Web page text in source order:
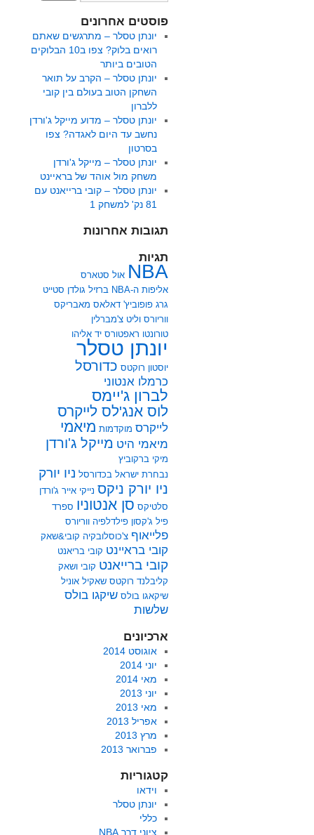
פוסטים אחרונים
יונתן טסלר – מתרגשים שאתם
רואים בלוק? צפו ב10 הבלוקים
הטובים ביותר
יונתן טסלר – הקרב על תואר
השחקן הטוב בעולם בין קובי
ללברון
יונתן טסלר – מדוע מייקל ג'ורדן
נחשב עד היום לאגדה? צפו
בסרטון
יונתן טסלר – מייקל ג'ורדן
משחק מול אוהד של בראיינט
יונתן טסלר – קובי ברייאנט עם
81 נק' למשחק 1
תגובות אחרונות
תגיות
NBA אול סטארס
אליפות ה-NBA
ברזיל גולדן סטייט
גרג פופוביץ' דאלאס מאבריקס
ווריורס וליט צ'מברלין
טורונטו ראפטורס יד אליהו
יונתן טסלר
יוסטון רוקטס כדורסל
כרמלו אנטוני
לברון ג'יימס
לוס אנג'לס לייקרס
לייקרס מוקדמות מיאמי
מיאמי היט מייקל ג'ורדן
מיקי ברקוביץ
נבחרת ישראל בכדורסל ניו יורק
ניו יורק ניקס נייקי אייר ג'ורדן
סלטיקס סן אנטוניו ספרד
פיל ג'קסון פילדלפיה ווריורס
פלייאוף צ'כוסלובקיה קובי&שאק
קובי בראיינט קובי בריאנט
קובי ברייאנט קובי ושאק
קליבלנד רוקטס שאקיל אוניל
שיקאגו בולס שיקגו בולס
שלשות
ארכיונים
אוגוסט 2014
יוני 2014
מאי 2014
יוני 2013
מאי 2013
אפריל 2013
מרץ 2013
פברואר 2013
קטגוריות
וידאו
יונתן טסלר
כללי
ציוני דרך NBA